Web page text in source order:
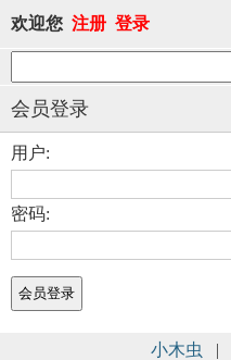
欢迎您 注册 登录
会员登录
用户:
密码:
小木虫 |